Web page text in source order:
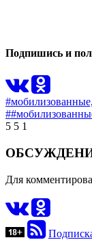
Подпишись и
#мобилизованные,
5 5 1
Для